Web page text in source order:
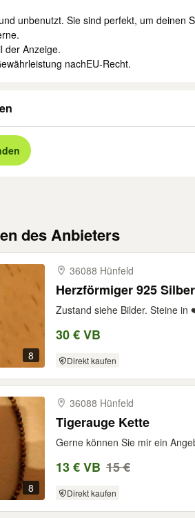
unbenutzt. Sie sind perfekt, um deinen
der Anzeige.
nachEU-Recht.
des Anbieters
8
36088 Hünfeld
Herzförmiger 925
Zustand siehe Bilder. Steine
30 € VB
Direkt kaufen
8
36088 Hünfeld
Tigerauge Kette
Gerne können Sie mir ein
13 € VB 15 €
Direkt kaufen